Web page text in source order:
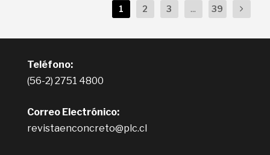
1 2 3 ... 39
Teléfono:
(56-2) 2751 4800
Correo Electrónico:
revistaenconcreto@plc.cl